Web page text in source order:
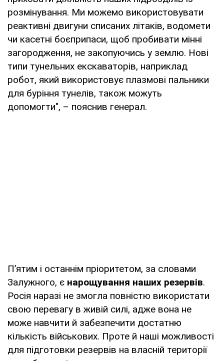
розмінування. Ми можемо використовувати
реактивні двигуни списаних літаків, водомети
чи касетні боєприпаси, щоб пробивати мінні
загородження, не закопуючись у землю. Нові
типи тунельних екскаваторів, наприклад
робот, який використовує плазмові пальники
для буріння тунелів, також можуть
допомогти", – пояснив генерал.
Пʼятим і останнім пріоритетом, за словами
Залужного, є нарощування наших резервів.
Росія наразі не змогла повністю використати
свою перевагу в живій силі, адже вона не
може навчити й забезпечити достатню
кількість військових. Проте й наші можливості
для підготовки резервів на власній території